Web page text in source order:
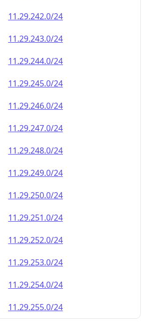
11.29.242.0/24
11.29.243.0/24
11.29.244.0/24
11.29.245.0/24
11.29.246.0/24
11.29.247.0/24
11.29.248.0/24
11.29.249.0/24
11.29.250.0/24
11.29.251.0/24
11.29.252.0/24
11.29.253.0/24
11.29.254.0/24
11.29.255.0/24